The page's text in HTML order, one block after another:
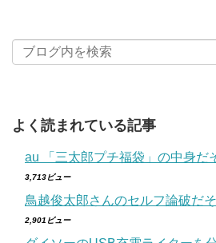
よく読まれている記事
au 「三太郎プチ福袋」の中身だ
3,713ビュー
鳥越俊太郎さんのセルフ論破だそ
2,901ビュー